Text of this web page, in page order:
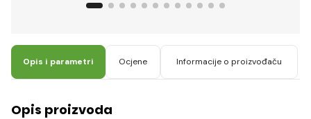
Opis i parametri Ocjene Informacije o proizvođaču
Opis proizvoda